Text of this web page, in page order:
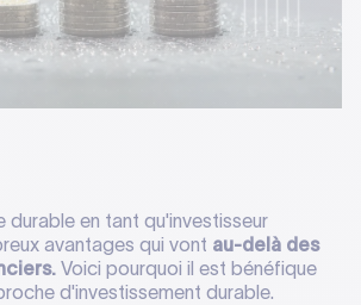
durable en tant qu'investisseur
avantages qui vont au-delà des
Voici pourquoi il est bénéfique
d'investissement durable.